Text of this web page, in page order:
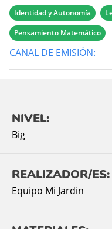
Identidad y Autonomía
Pensamiento Matemático
CANAL DE EMISIÓN:
NIVEL:
Big
REALIZADOR/ES:
Equipo Mi Jardin